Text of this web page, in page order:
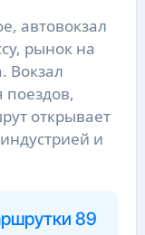
автовокзал
рынок на
Вокзал
поездов,
открывает
и
89